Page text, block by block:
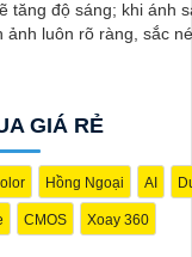
và chức năng
lượng của Camera
năng thông minh và
hàng điện tử.
chọn lựa được
bạn có thêm câu hỏi
cho công trình biết.
tăng độ sáng; khi ánh
ảnh luôn rõ ràng, sắc
GIÁ RẺ
Hồng Ngoại AI
CMOS Xoay 360